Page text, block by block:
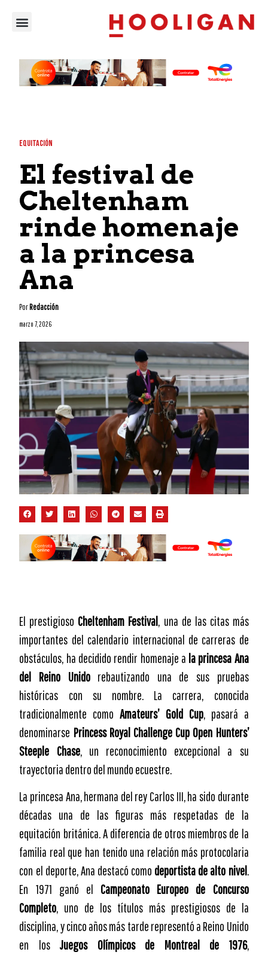
EQUITACIÓN
El festival de
Cheltenham
rinde homenaje
a la princesa
Ana
PorRedacción
marzo 7, 2026
El prestigioso Cheltenham Festival, una de las citas más
importantes del calendario internacional de carreras de
obstáculos, ha decidido rendir homenaje a la princesa Ana
del Reino Unidorebautizando una de sus pruebas
históricas con su nombre. La carrera, conocida
tradicionalmente comoAmateurs’ Gold Cup, pasará a
denominarse Princess Royal Challenge Cup Open Hunters’
Steeple Chase, un reconocimiento excepcional a su
trayectoria dentro del mundo ecuestre.
La princesa Ana, hermana del rey Carlos III, ha sido durante
décadas una de las figuras más respetadas de la
equitación británica. A diferencia de otros miembros de la
familia real que han tenido una relación más protocolaria
con el deporte, Ana destacó como deportista de alto nivel.
En 1971 ganó el Campeonato Europeo de Concurso
Completo, uno de los títulos más prestigiosos de la
disciplina, y cinco años más tarde representó a Reino Unido
en losJuegos Olímpicos de Montreal de 1976,